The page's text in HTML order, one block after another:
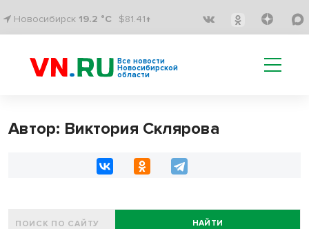
Новосибирск 19.2 °C $81.41↑
Все новости
Новосибирской
области
Автор: Виктория Склярова
НАЙТИ